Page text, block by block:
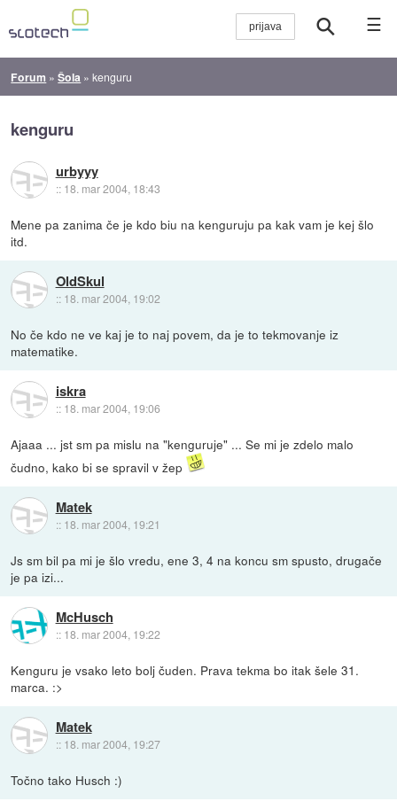
☰
Forum »Šola »kenguru
kenguru
urbyyy
:: 18. mar 2004, 18:43
Mene pa zanima če je kdo biu na kenguruju pa kak vam je kej šlo
itd.
OldSkul
:: 18. mar 2004, 19:02
No če kdo ne ve kaj je to naj povem, da je to tekmovanje iz
matematike.
iskra
:: 18. mar 2004, 19:06
Ajaaa ... jst sm pa mislu na "kenguruje" ... Se mi je zdelo malo
čudno, kako bi se spravil v žep
Matek
:: 18. mar 2004, 19:21
Js sm bil pa mi je šlo vredu, ene 3, 4 na koncu sm spusto, drugače
je pa izi...
McHusch
:: 18. mar 2004, 19:22
Kenguru je vsako leto bolj čuden. Prava tekma bo itak šele 31.
marca. :>
Matek
:: 18. mar 2004, 19:27
Točno tako Husch :)